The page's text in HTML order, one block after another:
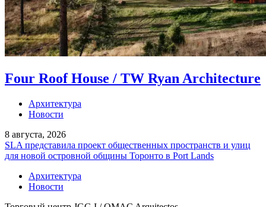
Four Roof House / TW Ryan Architecture
Архитектура
Новости
8 августа, 2026
SLA представила проект общественных пространств и улиц
для новой островной общины Торонто в Port Lands
Архитектура
Новости